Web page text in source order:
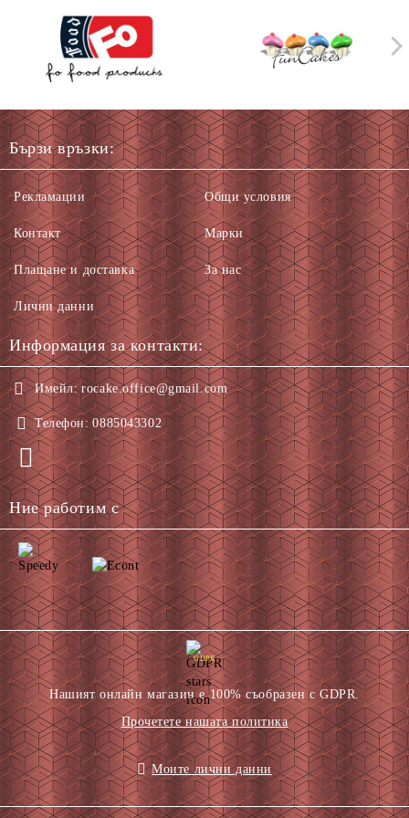
Бързи връзки:
Рекламации
Контакт
Плащане и доставка
Лични данни
Общи условия
Марки
За нас
Информация за контакти:
Имейл: rocake.office@gmail.com
Телефон: 0885043302
Ние работим с
GDPR
Нашият онлайн магазин е 100% съобразен с GDPR.
Прочетете нашата политика
Моите лични данни